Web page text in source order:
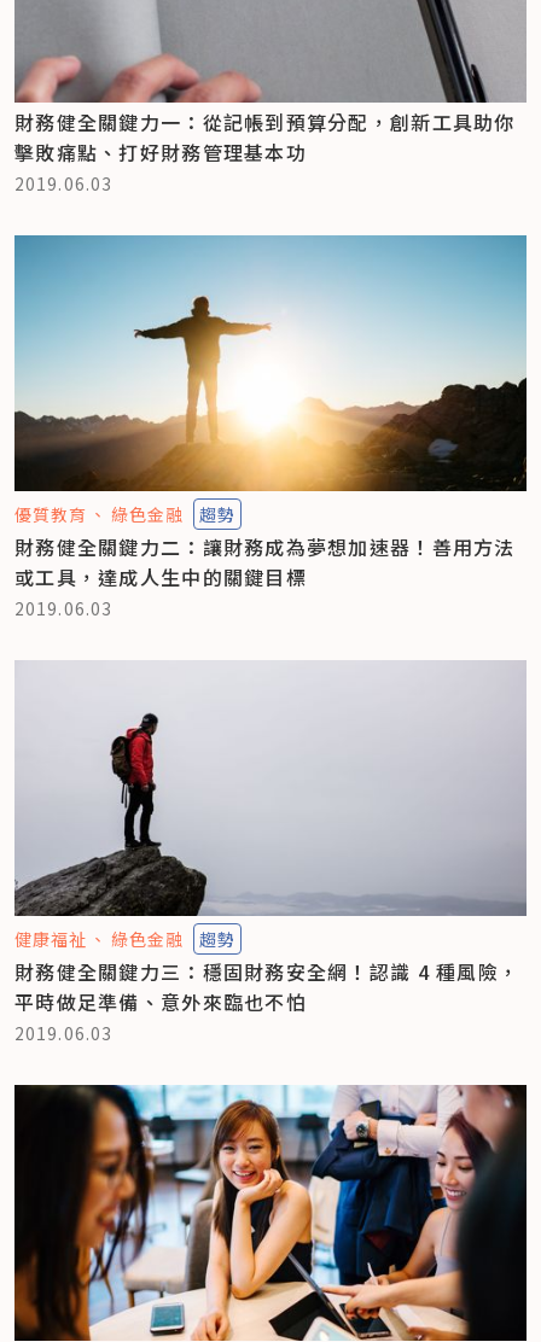
財務健全關鍵力一：從記帳到預算分配，創新工具助你
擊敗痛點、打好財務管理基本功
2019.06.03
優質教育 綠色金融 趨勢
財務健全關鍵力二：讓財務成為夢想加速器！善用方法
或工具，達成人生中的關鍵目標
2019.06.03
健康福祉 綠色金融 趨勢
財務健全關鍵力三：穩固財務安全網！認識 4 種風險，
平時做足準備、意外來臨也不怕
2019.06.03